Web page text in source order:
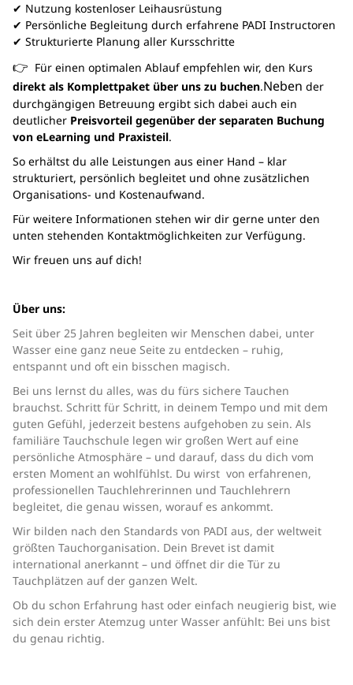
✔ Nutzung kostenloser Leihausrüstung
✔ Persönliche Begleitung durch erfahrene PADI Instructoren
✔ Strukturierte Planung aller Kursschritte
👉 Für einen optimalen Ablauf empfehlen wir, den Kurs
direkt als Komplettpaket über uns zu buchen.Neben der
durchgängigen Betreuung ergibt sich dabei auch ein
deutlicher Preisvorteil gegenüber der separaten Buchung
von eLearning und Praxisteil.
So erhältst du alle Leistungen aus einer Hand – klar
strukturiert, persönlich begleitet und ohne zusätzlichen
Organisations- und Kostenaufwand.
Für weitere Informationen stehen wir dir gerne unter den
unten stehenden Kontaktmöglichkeiten zur Verfügung.
Wir freuen uns auf dich!
Über uns:
Seit über 25 Jahren begleiten wir Menschen dabei, unter
Wasser eine ganz neue Seite zu entdecken – ruhig,
entspannt und oft ein bisschen magisch.
Bei uns lernst du alles, was du fürs sichere Tauchen
brauchst. Schritt für Schritt, in deinem Tempo und mit dem
guten Gefühl, jederzeit bestens aufgehoben zu sein. Als
familiäre Tauchschule legen wir großen Wert auf eine
persönliche Atmosphäre – und darauf, dass du dich vom
ersten Moment an wohlfühlst. Du wirst von erfahrenen,
professionellen Tauchlehrerinnen und Tauchlehrern
begleitet, die genau wissen, worauf es ankommt.
Wir bilden nach den Standards von PADI aus, der weltweit
größten Tauchorganisation. Dein Brevet ist damit
international anerkannt – und öffnet dir die Tür zu
Tauchplätzen auf der ganzen Welt.
Ob du schon Erfahrung hast oder einfach neugierig bist, wie
sich dein erster Atemzug unter Wasser anfühlt: Bei uns bist
du genau richtig.